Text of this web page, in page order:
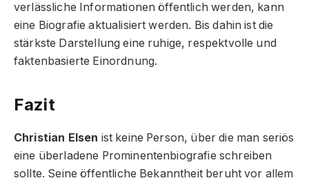
verlässliche Informationen öffentlich werden, kann
eine Biografie aktualisiert werden. Bis dahin ist die
stärkste Darstellung eine ruhige, respektvolle und
faktenbasierte Einordnung.
Fazit
Christian Elsen ist keine Person, über die man seriös
eine überladene Prominentenbiografie schreiben
sollte. Seine öffentliche Bekanntheit beruht vor allem